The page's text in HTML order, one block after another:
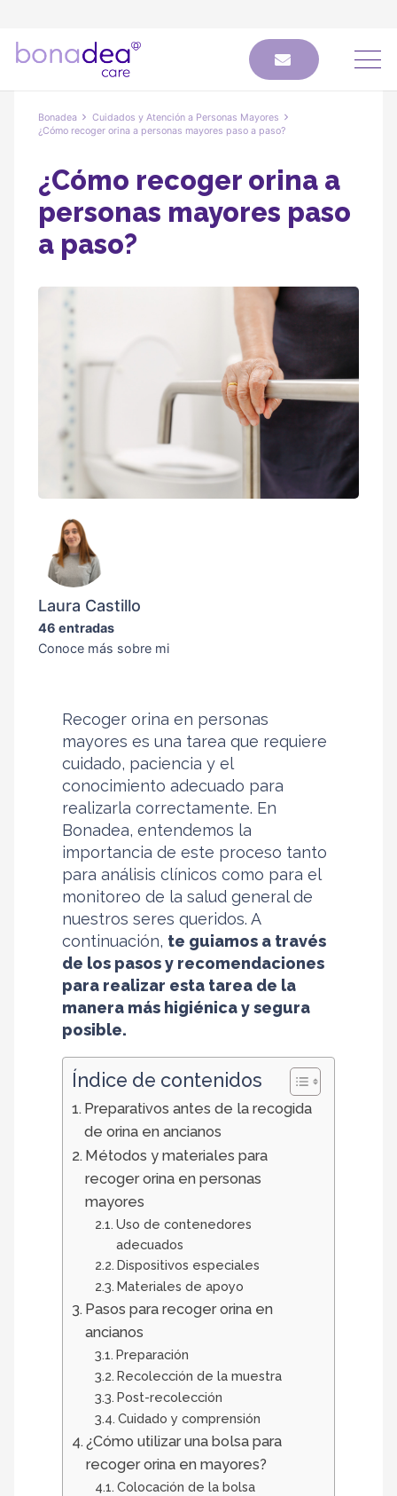
Bonadea
Cuidados y Atención a Personas Mayores
¿Cómo recoger orina a personas mayores paso a paso?
¿Cómo recoger orina a
personas mayores paso
a paso?
Laura Castillo
46 entradas
Conoce más sobre mi
Recoger orina en personas
mayores es una tarea que requiere
cuidado, paciencia y el
conocimiento adecuado para
realizarla correctamente. En
Bonadea, entendemos la
importancia de este proceso tanto
para análisis clínicos como para el
monitoreo de la salud general de
nuestros seres queridos. A
continuación, te guiamos a través
de los pasos y recomendaciones
para realizar esta tarea de la
manera más higiénica y segura
posible.
Índice de contenidos
Preparativos antes de la recogida
de orina en ancianos
Métodos y materiales para
recoger orina en personas
mayores
Uso de contenedores
adecuados
Dispositivos especiales
Materiales de apoyo
Pasos para recoger orina en
ancianos
Preparación
Recolección de la muestra
Post-recolección
Cuidado y comprensión
¿Cómo utilizar una bolsa para
recoger orina en mayores?
Colocación de la bolsa